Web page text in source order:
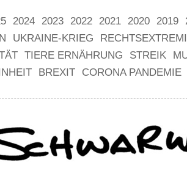
2024 2023 2022 2021 2020 2019
UKRAINE-KRIEG
TIERE ERNÄHRUNG STREIK
BREXIT
CORONA PANDEMIE